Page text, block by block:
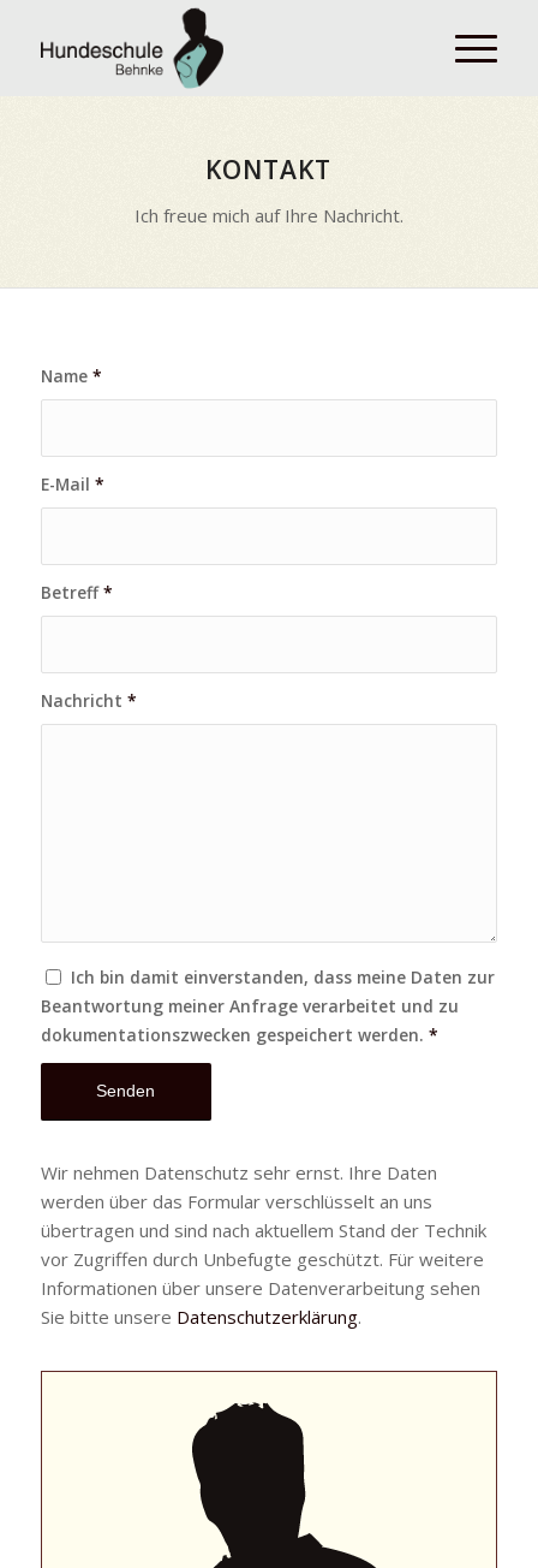
KONTAKT
Ich freue mich auf Ihre Nachricht.
Name *
E-Mail *
Betreff*
Nachricht *
Ich bin damit einverstanden, dass meine Daten zur
Beantwortung meiner Anfrage verarbeitet und zu
dokumentationszwecken gespeichert werden. *
Wir nehmen Datenschutz sehr ernst. Ihre Daten
werden über das Formular verschlüsselt an uns
übertragen und sind nach aktuellem Stand der Technik
vor Zugriffen durch Unbefugte geschützt. Für weitere
Informationen über unsere Datenverarbeitung sehen
Sie bitte unsere Datenschutzerklärung.